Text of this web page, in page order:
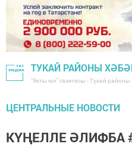
ТУКАЙ РАЙОНЫ
"Якты юл" газетасы - Тукай районы
ЦЕНТРАЛЬНЫЕ НОВОСТИ
КҮҢЕЛЛЕ ӘЛИФБА